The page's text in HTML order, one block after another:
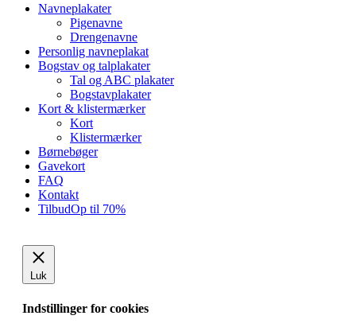
Close
Navneplakater
Pigenavne
Drengenavne
Personlig navneplakat
Bogstav og talplakater
Tal og ABC plakater
Bogstavplakater
Kort & klistermærker
Kort
Klistermærker
Børnebøger
Gavekort
FAQ
Kontakt
TilbudOp til 70%
Luk
Indstillinger for cookies